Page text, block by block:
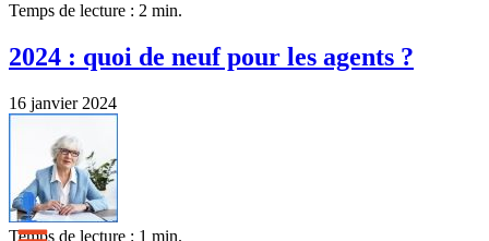
Temps de lecture : 2 min.
2024 : quoi de neuf pour les agents ?
16 janvier 2024
Temps de lecture : 1 min.